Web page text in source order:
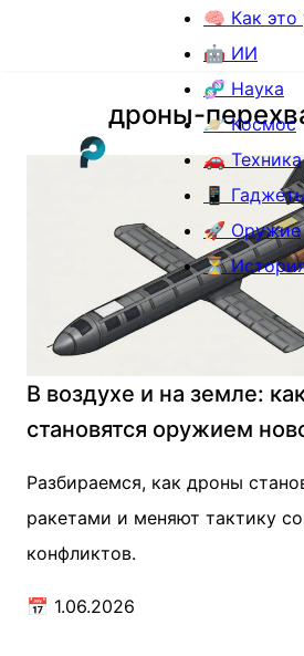
🧠 Как это
🤖 ИИ
🧬 Наука
🪐 Космос
🚗 Техника
📱
🚀 Оружие
⏳
дроны-
В воздухе и на земле:
становятся оружием
Разбираемся, как дроны
ракетами и меняют тактику
конфликтов.
📅 1.06.2026